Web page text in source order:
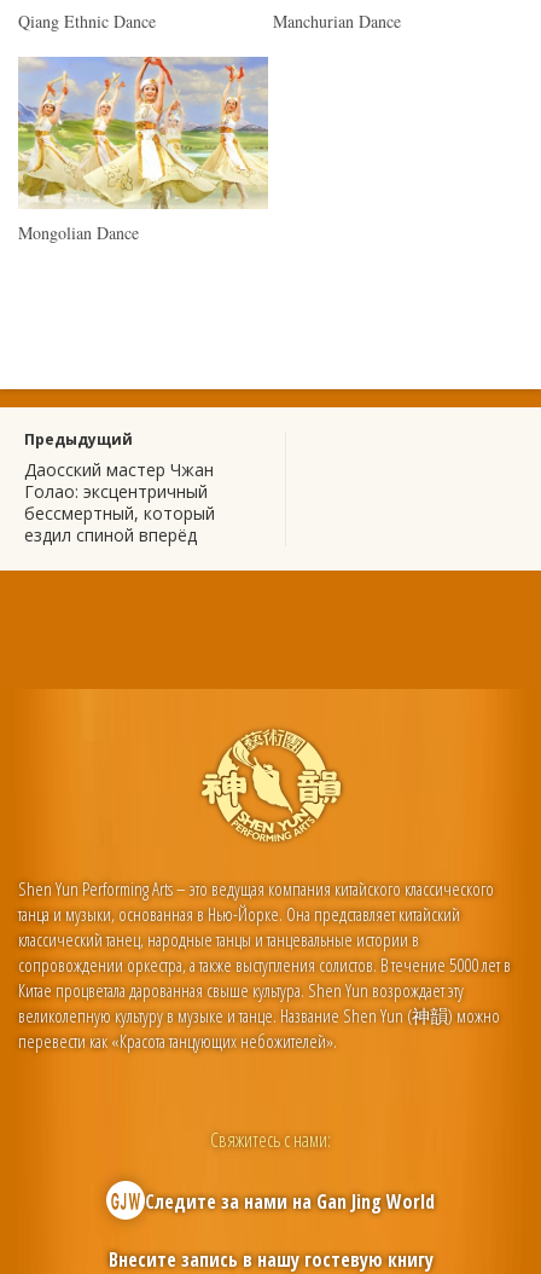
Qiang Ethnic Dance Manchurian Dance
Mongolian Dance
Предыдущий
Даосский мастер Чжан
Голао: эксцентричный
бессмертный, который
ездил спиной вперёд
Shen Yun Performing Arts – это ведущая компания китайского классического
танца и музыки, основанная в Нью-Йорке. Она представляет китайский
классический танец, народные танцы и танцевальные истории в
сопровождении оркестра, а также выступления солистов. В течение 5000 лет в
Китае процветала дарованная свыше культура. Shen Yun возрождает эту
великолепную культуру в музыке и танце. Название Shen Yun (神韻) можно
перевести как «Красота танцующих небожителей».
Свяжитесь с нами:
Следите за нами наGan Jing World
Внесите запись в нашу гостевую книгу